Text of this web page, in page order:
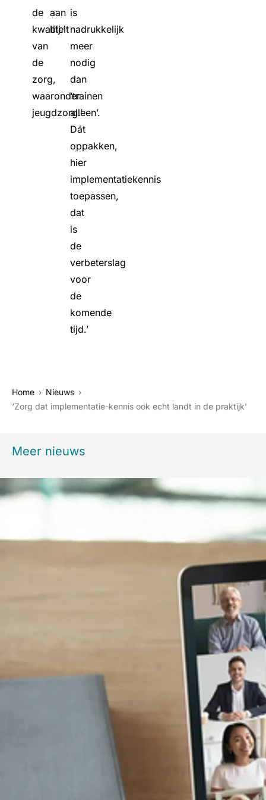
de
kwaliteit
van
de
zorg,
waaronder
jeugdzorg.’
aan
bij.’
is
nadrukkelijk
meer
nodig
dan
‘trainen
alleen’.
Dát
oppakken,
hier
implementatiekennis
toepassen,
dat
is
de
verbeterslag
voor
de
komende
tijd.’
Home
Nieuws
‘Zorg dat implementatie-kennis ook echt landt in de praktijk’
Meer nieuws